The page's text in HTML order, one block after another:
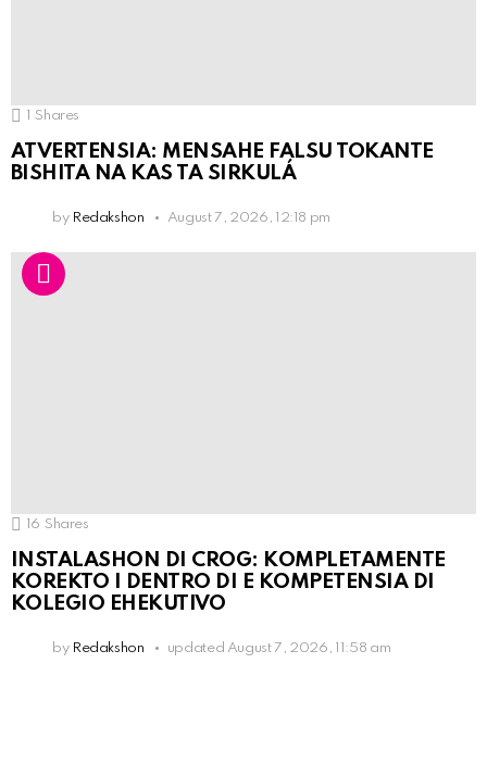
Shares
ATVERTENSIA: MENSAHE FALSU TOKANTE
BISHITA NA KAS TA SIRKULÁ
by Redakshon August 7, 2026, 12:18 pm
16 Shares
INSTALASHON DI CROG: KOMPLETAMENTE
KOREKTO I DENTRO DI E KOMPETENSIA DI
KOLEGIO EHEKUTIVO
by Redakshon updated August 7, 2026, 11:58 am